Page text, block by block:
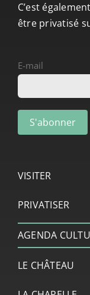
C’est
être privatisé
E-mail
VISITER
PRIVATISER
AGENDA
LE CHÂTEAU